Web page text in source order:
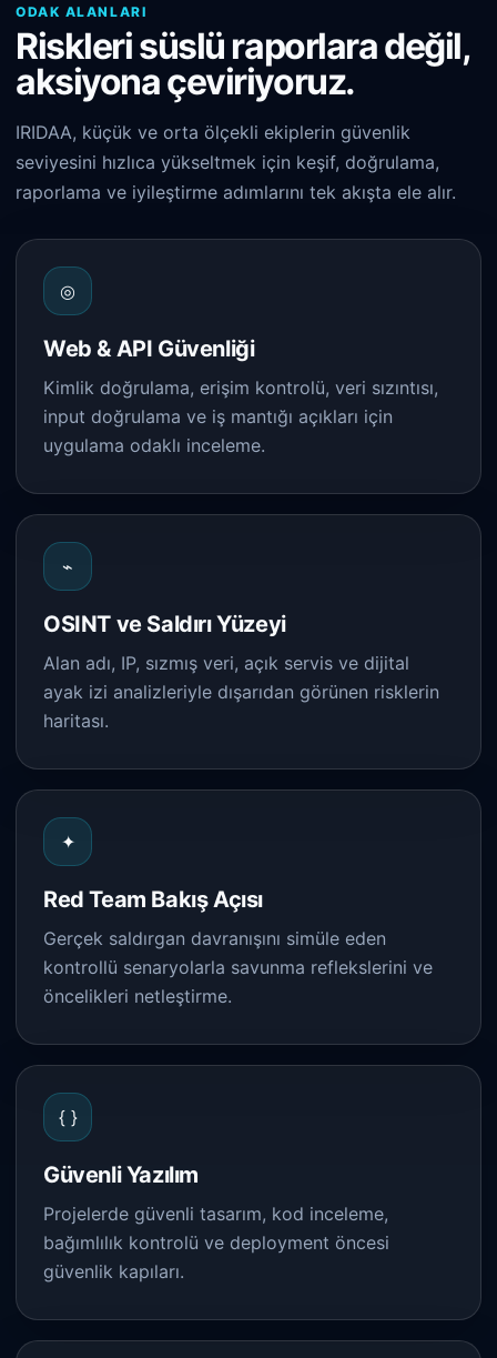
ODAK ALANLARI
Riskleri süslü raporlara değil,
aksiyona çeviriyoruz.
IRIDAA, küçük ve orta ölçekli ekiplerin güvenlik
seviyesini hızlıca yükseltmek için keşif, doğrulama,
raporlama ve iyileştirme adımlarını tek akışta ele alır.
◎
Web & API Güvenliği
Kimlik doğrulama, erişim kontrolü, veri sızıntısı,
input doğrulama ve iş mantığı açıkları için
uygulama odaklı inceleme.
⌁
OSINT ve Saldırı Yüzeyi
Alan adı, IP, sızmış veri, açık servis ve dijital
ayak izi analizleriyle dışarıdan görünen risklerin
haritası.
✦
Red Team Bakış Açısı
Gerçek saldırgan davranışını simüle eden
kontrollü senaryolarla savunma reflekslerini ve
öncelikleri netleştirme.
{ }
Güvenli Yazılım
Projelerde güvenli tasarım, kod inceleme,
bağımlılık kontrolü ve deployment öncesi
güvenlik kapıları.